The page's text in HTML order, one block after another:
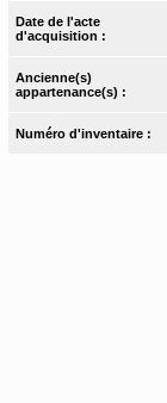
Date de l'acte
d'acquisition :
Ancienne(s)
appartenance(s) :
Numéro d'inventaire :